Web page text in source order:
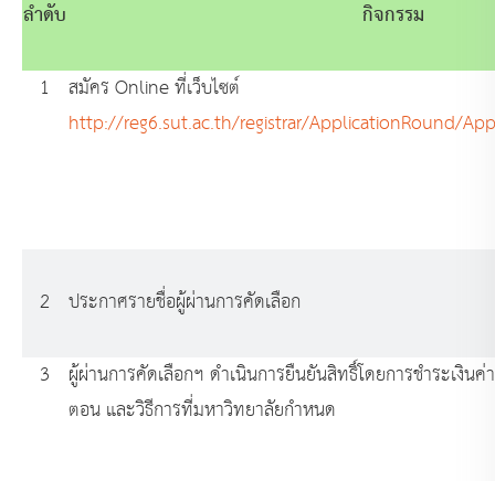
ลำดับ กิจกรรม
1
สมัคร Online ที่เว็บไซต์
http://reg6.sut.ac.th/registrar/ApplicationRound/
2 ประกาศรายชื่อผู้ผ่านการคัดเลือก
3
ผู้ผ่านการคัดเลือกฯ ดำเนินการยืนยันสิทธิ์โดยการชำระเงิน
ตอน และวิธีการที่มหาวิทยาลัยกำหนด